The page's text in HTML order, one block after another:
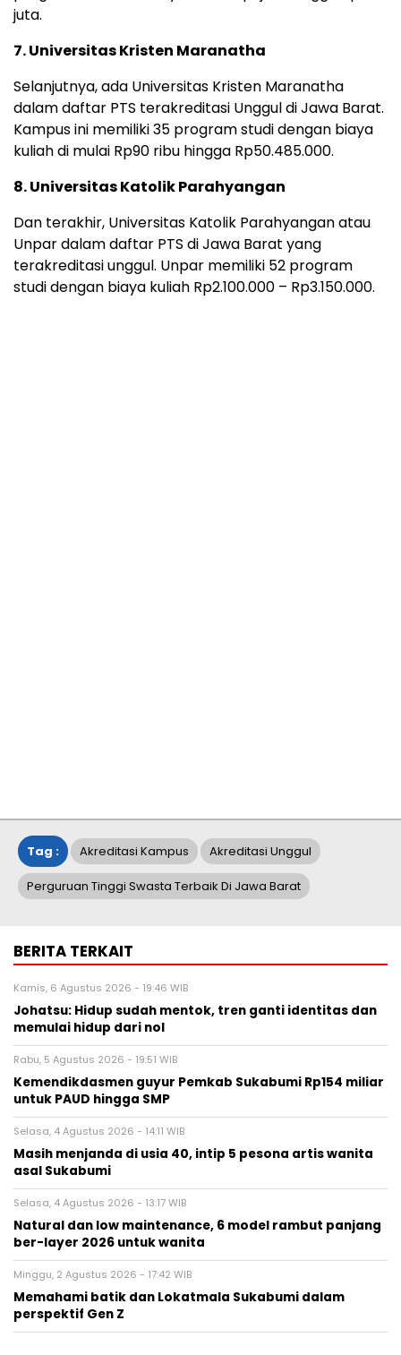
juta.
7. Universitas Kristen Maranatha
Selanjutnya, ada Universitas Kristen Maranatha
dalam daftar PTS terakreditasi Unggul di Jawa Barat.
Kampus ini memiliki 35 program studi dengan biaya
kuliah di mulai Rp90 ribu hingga Rp50.485.000.
8. Universitas Katolik Parahyangan
Dan terakhir, Universitas Katolik Parahyangan atau
Unpar dalam daftar PTS di Jawa Barat yang
terakreditasi unggul. Unpar memiliki 52 program
studi dengan biaya kuliah Rp2.100.000 – Rp3.150.000.
Tag : Akreditasi Kampus Akreditasi Unggul
Perguruan Tinggi Swasta Terbaik Di Jawa Barat
BERITA TERKAIT
Kamis, 6 Agustus 2026 - 19:46 WIB
Johatsu: Hidup sudah mentok, tren ganti identitas dan
memulai hidup dari nol
Rabu, 5 Agustus 2026 - 19:51 WIB
Kemendikdasmen guyur Pemkab Sukabumi Rp154 miliar
untuk PAUD hingga SMP
Selasa, 4 Agustus 2026 - 14:11 WIB
Masih menjanda di usia 40, intip 5 pesona artis wanita
asal Sukabumi
Selasa, 4 Agustus 2026 - 13:17 WIB
Natural dan low maintenance, 6 model rambut panjang
ber-layer 2026 untuk wanita
Minggu, 2 Agustus 2026 - 17:42 WIB
Memahami batik dan Lokatmala Sukabumi dalam
perspektif Gen Z